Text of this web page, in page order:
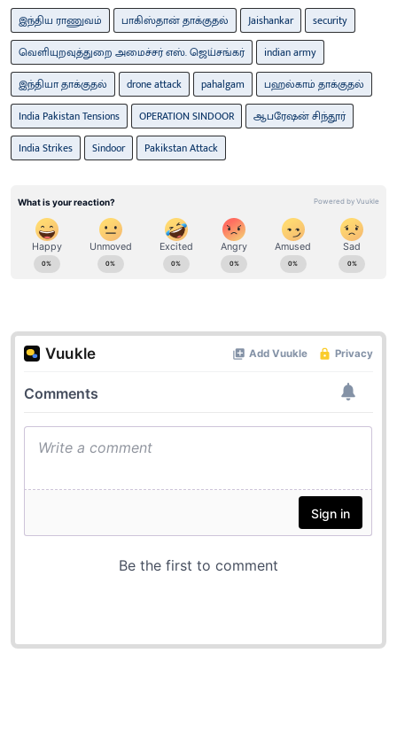
இந்திய ராணுவம் பாகிஸ்தான் தாக்குதல் Jaishankar
security
வெளியுறவுத்துறை அமைச்சர் எஸ். ஜெய்சங்கர்
indian army
இந்தியா தாக்குதல்
drone attack pahalgam
பஹல்காம் தாக்குதல்
India Pakistan Tensions
OPERATION SINDOOR
ஆபரேஷன் சிந்தூர்
India Strikes
Sindoor Pakikstan Attack